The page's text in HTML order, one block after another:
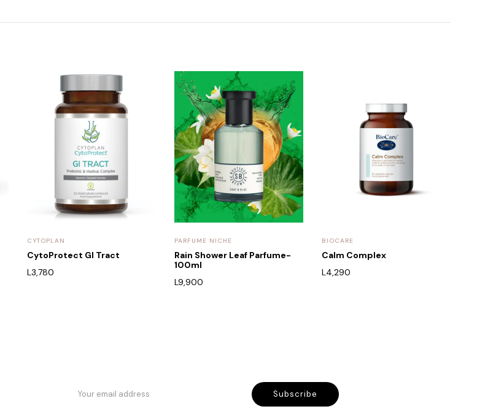
CYTOPLAN
CytoProtect GI Tract
L3,780
PARFUME NICHE
Rain Shower Leaf Parfume-
100ml
L9,900
BIOCARE
Calm Complex
L4,290
Subscribe